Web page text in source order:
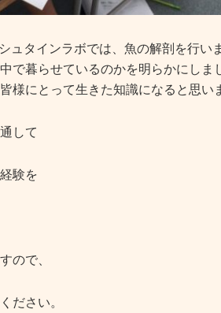
タインラボでは、魚の解剖を行い
で暮らせているのかを明らかにしま
様にとって生きた知識になると思い
して
験を
ので、
ださい。